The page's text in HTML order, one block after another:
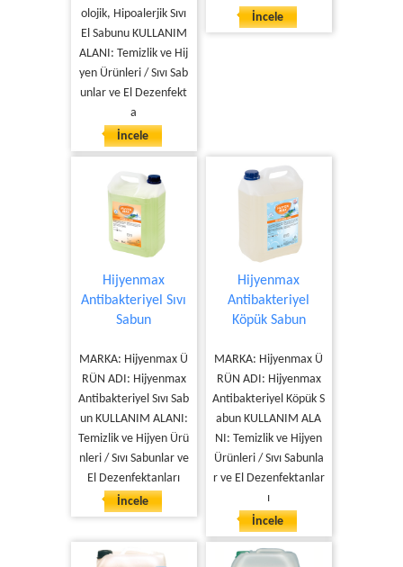
olojik, Hipoalerjik Sıvı
El Sabunu KULLANIM
ALANI: Temizlik ve Hij
yen Ürünleri / Sıvı Sab
unlar ve El Dezenfekt
a
İncele
İncele
Hijyenmax
Antibakteriyel Sıvı
Sabun
MARKA: Hijyenmax Ü
RÜN ADI: Hijyenmax
Antibakteriyel Sıvı Sab
un KULLANIM ALANI:
Temizlik ve Hijyen Ürü
nleri / Sıvı Sabunlar ve
El Dezenfektanları
İncele
Hijyenmax
Antibakteriyel
Köpük Sabun
MARKA: Hijyenmax Ü
RÜN ADI: Hijyenmax
Antibakteriyel Köpük S
abun KULLANIM ALA
NI: Temizlik ve Hijyen
Ürünleri / Sıvı Sabunla
r ve El Dezenfektanlar
ı
İncele